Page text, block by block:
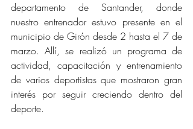
departamento de Santander, donde
nuestro entrenador estuvo presente en el
municipio de Girón desde 2 hasta el 7 de
marzo. Allí, se realizó un programa de
actividad, capacitación y entrenamiento
de varios deportistas que mostraron gran
interés por seguir creciendo dentro del
deporte.